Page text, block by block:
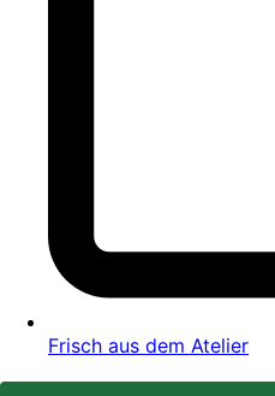
Frisch aus dem Atelier